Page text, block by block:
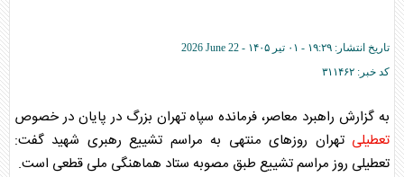
تاریخ انتشار: ۱۹:۲۹ - ۰۱ تير ۱۴۰۵ -
2026 June 22
کد خبر: ۳۱۱۴۶۲
به گزارش راهبرد معاصر، فرمانده سپاه تهران بزرگ در پایان در خصوص
تعطیلی تهران روز‌های منتهی به مراسم تشییع رهبری شهید گفت:
تعطیلی روز مراسم تشییع طبق مصوبه ستاد هماهنگی ملی قطعی است.